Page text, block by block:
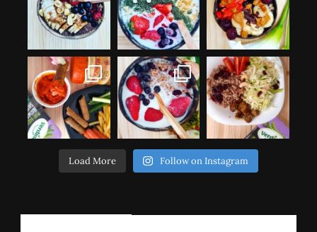
Load More Follow on Instagram